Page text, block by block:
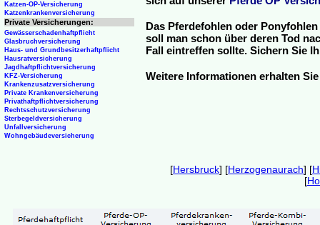
Das Pferdefohlen oder
soll man schon über deren Tod
Fall eintreffen sollte. Sichern Sie
Weitere Informationen erhalten
Katzen-OP-Versicherung
Katzenkrankenversicherung
Private Versicherungen:
Gewässerschadenhaftpflicht
Glasbruchversicherung
Haus- und Grundbesitzerhaftpflicht
Hausratversicherung
Jagdhaftpflichtversicherung
KFZ-Versicherung
Krankenzusatzversicherung
Private Krankenversicherung
Privathaftpflichtversicherung
Rechtsschutzversicherung
Sterbegeldversicherung
Unfallversicherung
Wohngebäudeversicherung
[Hersbruck] [Herzogenaurach] [
[